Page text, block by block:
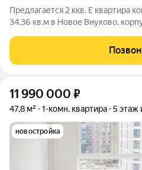
Предлагается 2 ккв. Е квартира
34.36 кв.м в Новое Внуково,
комплексе "Новое Внуково". "Новое
комплекс в Новой Москве, у
11 990 000 ₽
47,8 м² 1-комн. квартира 5 этаж
новостройка